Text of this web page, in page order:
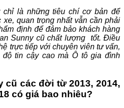
chỉ là những tiêu chí cơ bản để
quan trọng nhất vẫn cần phải
định để đảm bảo khách hàng
Sunny cũ chất lượng tốt. Điều
trực tiếp với chuyên viên tư vấn,
tin cậy cao mà Ô tô gia đình
cũ các đời từ 2013, 2014,
có giá bao nhiêu?